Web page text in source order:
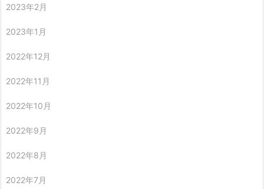
2023年2月
2023年1月
2022年12月
2022年11月
2022年10月
2022年9月
2022年8月
2022年7月